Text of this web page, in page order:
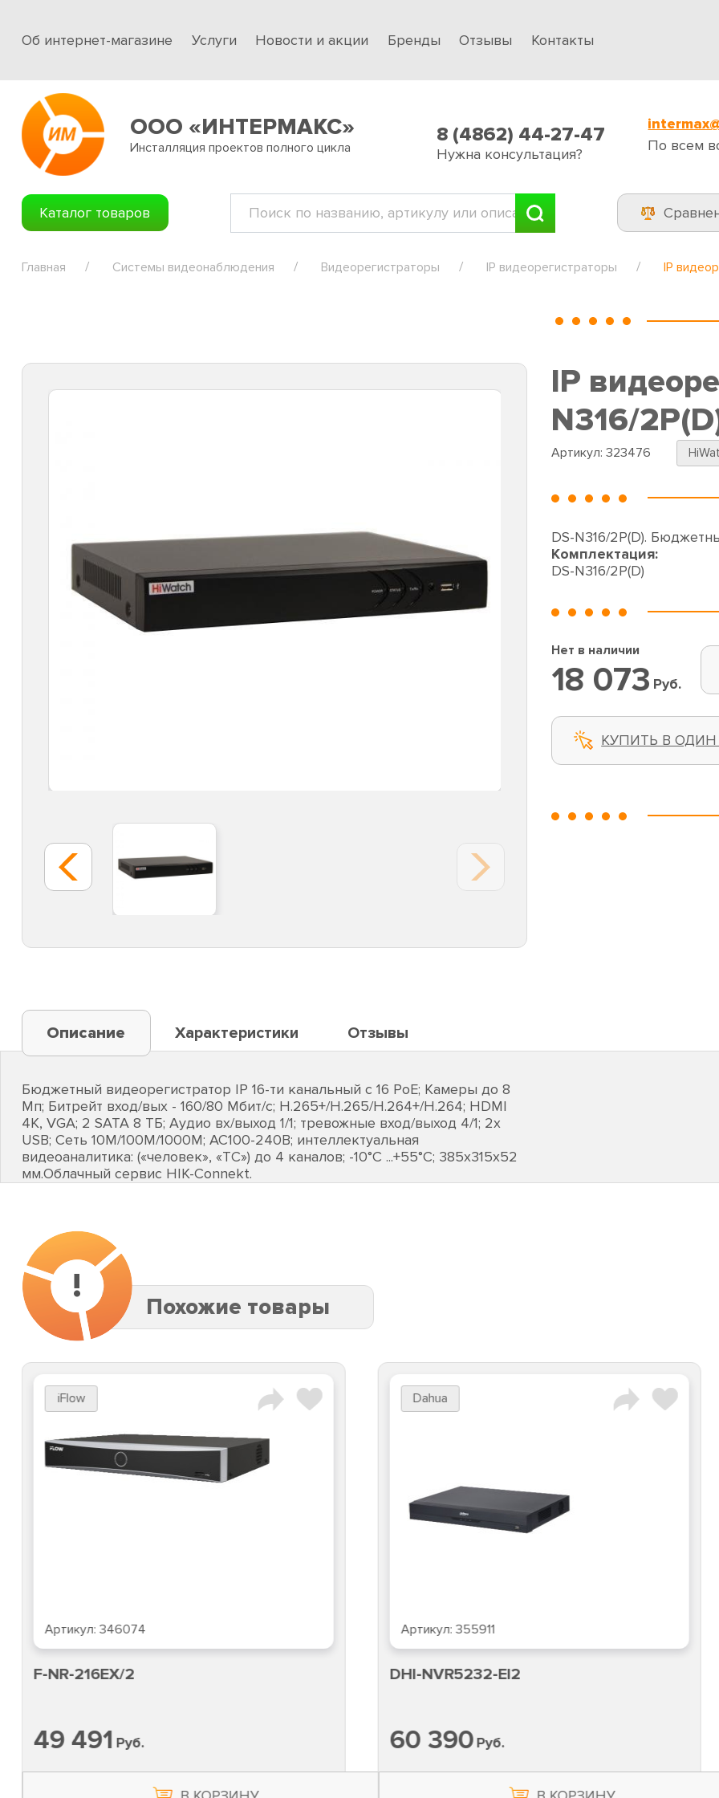
Об интернет-магазине Услуги Новости и акции Бренды Отзывы Контакты
ООО «ИНТЕРМАКС»
Инсталляция проектов полного цикла
8 (4862) 44-27-47
Нужна консультация?
По всем
Каталог товаров
Главная Системы видеонаблюдения Видеорегистраторы IP видеорегистраторы IP
IP
N316/
Артикул: 323476
DS-N316/2P(D).
Комплектация:
DS-N316/2P(D)
Нет в наличии
18 073 Руб.
КУПИТЬ В
Описание Характеристики Отзывы
Бюджетный видеорегистратор IP 16-ти канальный с 16 РоЕ; Камеры до 8
Мп; Битрейт вход/вых - 160/80 Мбит/с; H.265+/H.265/H.264+/H.264; HDMI
4К, VGA; 2 SATA 8 ТБ; Аудио вх/выход 1/1; тревожные вход/выход 4/1; 2х
USB; Сеть 10M/100M/1000M; AC100-240В; интеллектуальная
видеоаналитика: («человек», «ТС») до 4 каналов; -10°C ...+55°C; 385х315х52
мм.Облачный сервис HIK-Connekt.
!
Похожие товары
iFlow
Артикул:346074
F-NR-216EX/2
49 491 Руб.
Dahua
Артикул:355911
DHI-NVR5232-EI2
60 390Руб.